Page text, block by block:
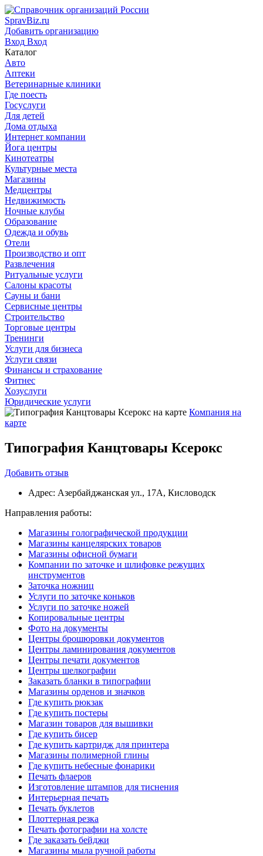
SpravBiz.ru
Добавить организацию
Вход Вход
Каталог
Авто
Аптеки
Ветеринарные клиники
Где поесть
Госуслуги
Для детей
Дома отдыха
Интернет компании
Йога центры
Кинотеатры
Культурные места
Магазины
Медцентры
Недвижимость
Ночные клубы
Образование
Одежда и обувь
Отели
Производство и опт
Развлечения
Ритуальные услуги
Салоны красоты
Сауны и бани
Сервисные центры
Строительство
Торговые центры
Тренинги
Услуги для бизнеса
Услуги связи
Финансы и страхование
Фитнес
Хозуслуги
Юридические услуги
Компания на
карте
Типография Канцтовары Ксерокс
Добавить отзыв
Адрес: Азербайджанская ул., 17А, Кисловодск
Направления работы:
Магазины голографической продукции
Магазины канцелярских товаров
Магазины офисной бумаги
Компании по заточке и шлифовке режущих
инструментов
Заточка ножниц
Услуги по заточке коньков
Услуги по заточке ножей
Копировальные центры
Фото на документы
Центры брошюровки документов
Центры ламинирования документов
Центры печати документов
Центры шелкографии
Заказать бланки в типографии
Магазины орденов и значков
Где купить рюкзак
Где купить постеры
Магазин товаров для вышивки
Где купить бисер
Где купить картридж для принтера
Магазины полимерной глины
Где купить небесные фонарики
Печать флаеров
Изготовление штампов для тиснения
Интерьерная печать
Печать буклетов
Плоттерная резка
Печать фотографии на холсте
Где заказать бейджи
Магазины мыла ручной работы